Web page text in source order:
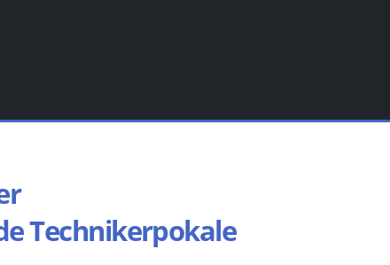
Technikerpokale